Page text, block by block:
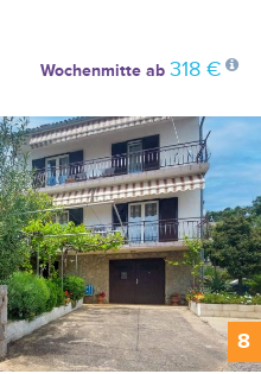
Wochenmitteab 318 €
8